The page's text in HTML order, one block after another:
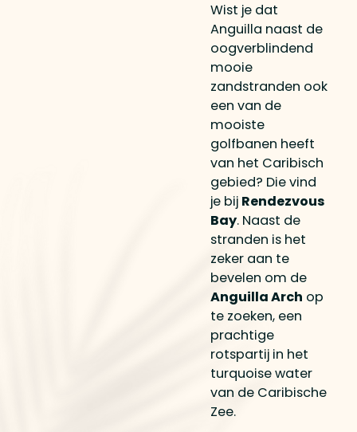
Wist je dat
Anguilla naast de
oogverblindend
mooie
zandstranden ook
een van de
mooiste
golfbanen heeft
van het Caribisch
gebied? Die vind
je bij Rendezvous
Bay. Naast de
stranden is het
zeker aan te
bevelen om de
Anguilla Arch op
te zoeken, een
prachtige
rotspartij in het
turquoise water
van de Caribische
Zee.